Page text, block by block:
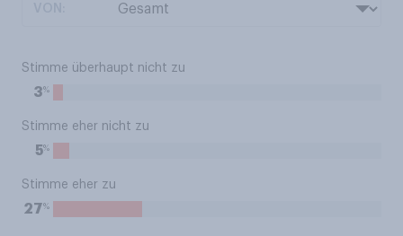
Stimme überhaupt nicht zu
3%
Stimme eher nicht zu
5%
Stimme eher zu
27%